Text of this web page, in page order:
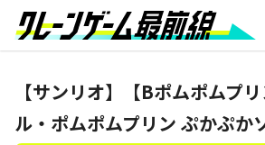
【サンリオ】【Bポムポムプ
ル・ポムポムプリン ぷかぷか